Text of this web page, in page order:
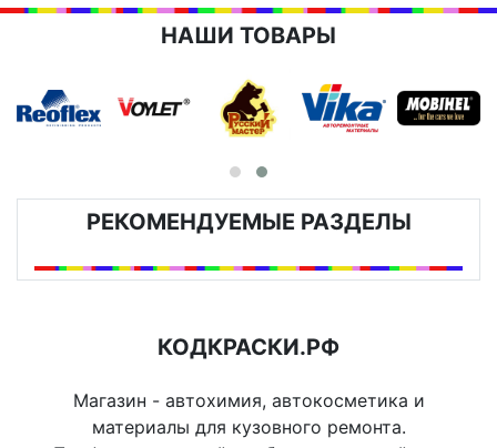
НАШИ ТОВАРЫ
РЕКОМЕНДУЕМЫЕ РАЗДЕЛЫ
КОДКРАСКИ.РФ
Магазин - автохимия, автокосметика и
материалы для кузовного ремонта.